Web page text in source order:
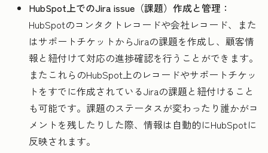
HubSpot上でのJira issue（課題）作成と管理：
HubSpotのコンタクトレコードや会社レコード、また
はサポートチケットからJiraの課題を作成し、顧客情
報と紐付けて対応の進捗確認を行うことができます。
またこれらのHubSpot上のレコードやサポートチケッ
トをすでに作成されているJiraの課題と紐付けること
も可能です。課題のステータスが変わったり誰かがコ
メントを残したりした際、情報は自動的にHubSpotに
反映されます。